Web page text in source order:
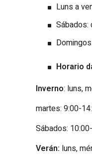
Luns a
Sábados:
Horario
Inverno: luns,
martes: 9:00-
Sábados:
Verán: luns,